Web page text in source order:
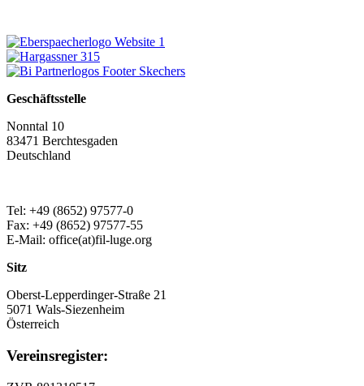
Geschäftsstelle
Nonntal 10
83471 Berchtesgaden
Deutschland
Tel: +49 (8652) 97577-0
Fax: +49 (8652) 97577-55
E-Mail: office(at)fil-luge.org
Sitz
Oberst-Lepperdinger-Straße 21
5071 Wals-Siezenheim
Österreich
Vereinsregister: